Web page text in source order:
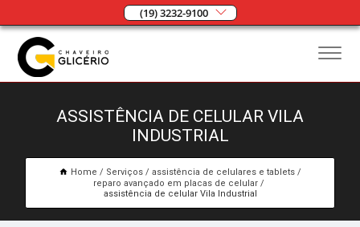
(19) 3232-9100
ASSISTÊNCIA DE CELULAR VILA
INDUSTRIAL
Home Serviços
assistência de celulares e tablets
reparo avançado em placas de celular
assistência de celular Vila Industrial